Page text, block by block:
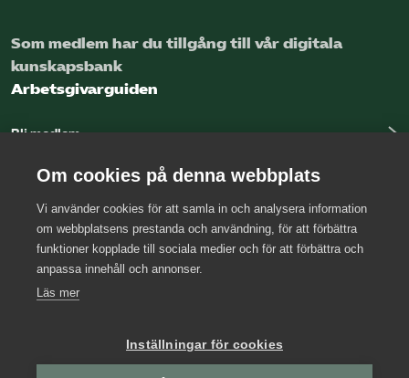
Som medlem har du tillgång till vår digitala
kunskapsbank
Arbetsgivarguiden
Bli medlem
Kontakta oss
Press
Om cookies på denna webbplats
Vi använder cookies för att samla in och analysera information
om webbplatsens prestanda och användning, för att förbättra
funktioner kopplade till sociala medier och för att förbättra och
anpassa innehåll och annonser.
Läs mer
Inställningar för cookies